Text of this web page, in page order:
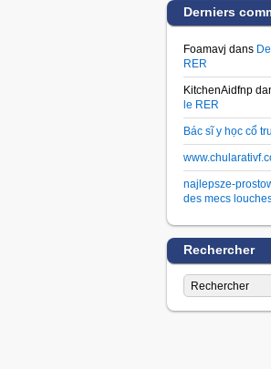
Derniers
Foamavj dans
RER
KitchenAidfnp
le RER
Bác sĩ y học cổ
najlepsze-
des mecs
Rechercher